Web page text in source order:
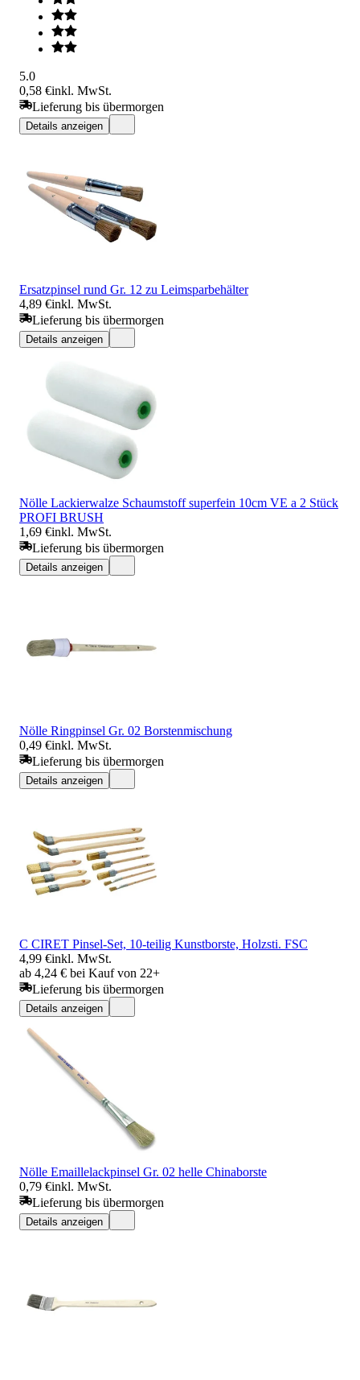
5.0
0,58 €inkl. MwSt.
Lieferung bis übermorgen
Details anzeigen
Ersatzpinsel rund Gr. 12 zu Leimsparbehälter
4,89 €inkl. MwSt.
Lieferung bis übermorgen
Details anzeigen
Nölle Lackierwalze Schaumstoff superfein 10cm VE a 2 Stück
PROFI BRUSH
1,69 €inkl. MwSt.
Lieferung bis übermorgen
Details anzeigen
Nölle Ringpinsel Gr. 02 Borstenmischung
0,49 €inkl. MwSt.
Lieferung bis übermorgen
Details anzeigen
C CIRET Pinsel-Set, 10-teilig Kunstborste, Holzsti. FSC
4,99 €inkl. MwSt.
ab 4,24 € bei Kauf von 22+
Lieferung bis übermorgen
Details anzeigen
Nölle Emaillelackpinsel Gr. 02 helle Chinaborste
0,79 €inkl. MwSt.
Lieferung bis übermorgen
Details anzeigen